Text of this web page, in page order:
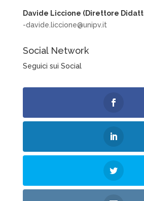
Davide Liccione (Direttore
-davide.liccione@unipv.it
Social Network
Seguici sui Social